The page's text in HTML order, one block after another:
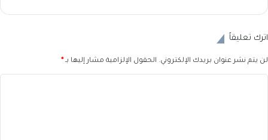
اترك تعليقاً
لن يتم نشر عنوان بريدك الإلكتروني. الحقول الإلزامية مشار إليها بـ*